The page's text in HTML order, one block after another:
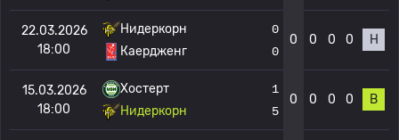
22.03.2026
18:00
Нидеркорн
Каердженг
0
0
0 0 0 0 Н
15.03.2026
18:00
Хостерт
Нидеркорн
1
5
0 0 0 0 В